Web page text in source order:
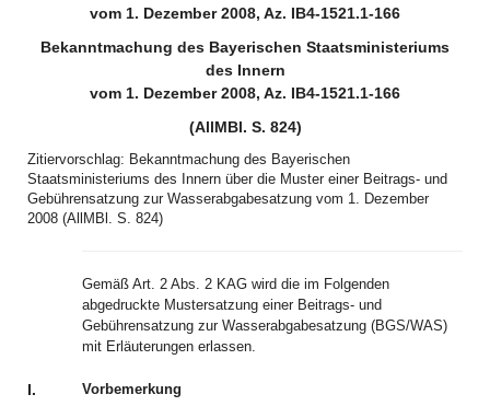
vom 1. Dezember 2008, Az. IB4-1521.1-166
Bekanntmachung des Bayerischen Staatsministeriums
des Innern
vom 1. Dezember 2008, Az. IB4-1521.1-166
(AllMBl. S. 824)
Zitiervorschlag: Bekanntmachung des Bayerischen
Staatsministeriums des Innern über die Muster einer Beitrags- und
Gebührensatzung zur Wasserabgabesatzung vom 1. Dezember
2008 (AllMBl. S. 824)
Gemäß Art. 2 Abs. 2 KAG wird die im Folgenden
abgedruckte Mustersatzung einer Beitrags- und
Gebührensatzung zur Wasserabgabesatzung (BGS/WAS)
mit Erläuterungen erlassen.
I.
Vorbemerkung